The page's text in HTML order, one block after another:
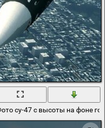
истребитель су-30мк
су-47 с высоты на фоне